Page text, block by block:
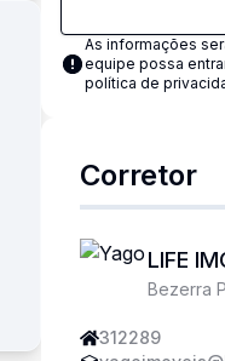
As informações
equipe possa
política de
Corretor
LIFE
312289